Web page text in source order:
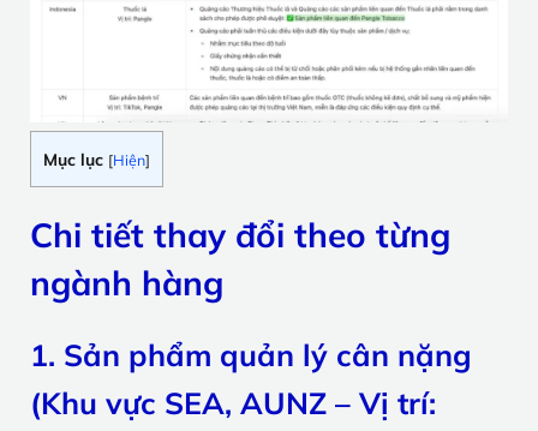
Mục lục [Hiện]
Chi tiết thay đổi theo từng
ngành hàng
1. Sản phẩm quản lý cân nặng
(Khu vực SEA, AUNZ – Vị trí: